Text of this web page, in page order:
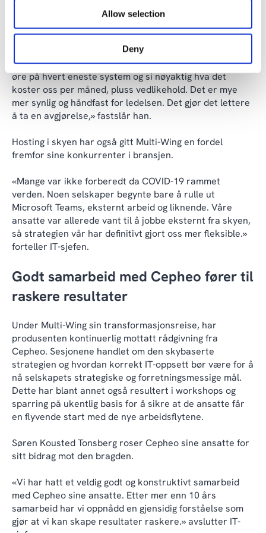
Allow selection
Deny
vært svært verdifullt for IT-sjefen at han kan rapportere
tilbake til ledelsen om hva deres nåværende IT koster,
og hva den nye vil koste.
«Jeg kunne ikke si det før. Nå kan jeg legge kroner og
øre på hvert eneste system og si nøyaktig hva det
koster oss per måned, pluss vedlikehold. Det er mye
mer synlig og håndfast for ledelsen. Det gjør det lettere
å ta en avgjørelse,» fastslår han.
Hosting i skyen har også gitt Multi-Wing en fordel
fremfor sine konkurrenter i bransjen.
«Mange var ikke forberedt da COVID-19 rammet
verden. Noen selskaper begynte bare å rulle ut
Microsoft Teams, eksternt arbeid og liknende. Våre
ansatte var allerede vant til å jobbe eksternt fra skyen,
så strategien vår har definitivt gjort oss mer fleksible.»
forteller IT-sjefen.
Godt samarbeid med Cepheo fører til
raskere resultater
Under Multi-Wing sin transformasjonsreise, har
produsenten kontinuerlig mottatt rådgivning fra
Cepheo. Sesjonene handlet om den skybaserte
strategien og hvordan korrekt IT-oppsett bør være for å
nå selskapets strategiske og forretningsmessige mål.
Dette har blant annet også resultert i workshops og
sparring på ukentlig basis for å sikre at de ansatte får
en flyvende start med de nye arbeidsflytene.
Søren Kousted Tonsberg roser Cepheo sine ansatte for
sitt bidrag mot den bragden.
«Vi har hatt et veldig godt og konstruktivt samarbeid
med Cepheo sine ansatte. Etter mer enn 10 års
samarbeid har vi oppnådd en gjensidig forståelse som
gjør at vi kan skape resultater raskere.» avslutter IT-